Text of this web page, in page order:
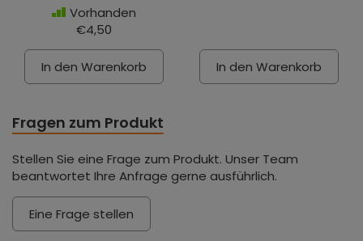
Vorhanden
€4,50
In den Warenkorb In den Warenkorb
Fragen zum Produkt
Stellen Sie eine Frage zum Produkt. Unser Team
beantwortet Ihre Anfrage gerne ausführlich.
Eine Frage stellen